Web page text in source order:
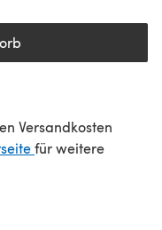
Versandkosten
(öffnet sich in
für weitere